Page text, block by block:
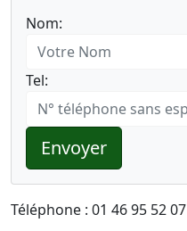
Nom:
Tel:
Envoyer
Téléphone : 01 46 95 52 07